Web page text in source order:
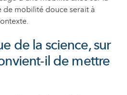
de mobilité douce serait à
de la science, sur
il de mettre